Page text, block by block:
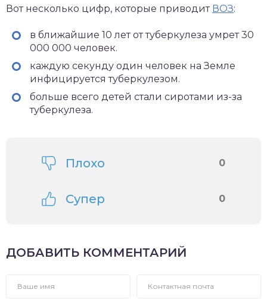
Вот несколько цифр, которые приводит ВОЗ:
в ближайшие 10 лет от туберкулеза умрет 30
000 000 человек.
каждую секунду один человек на Земле
инфицируется туберкулезом.
больше всего детей стали сиротами из-за
туберкулеза.
Плохо 0
Супер 0
ДОБАВИТЬ КОММЕНТАРИЙ